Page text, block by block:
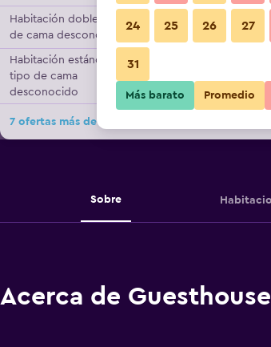
Habitación doble, tipo
de cama desconocido
$79
Habitación estándar,
tipo de cama
desconocido
7 ofertas más de Guesthouse Central
Sobre
Acerca de
24 25 26 27
31
Más barato Promedio